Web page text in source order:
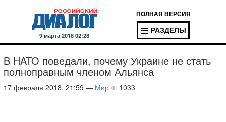
9 марта 2018 02:28
ПОЛНАЯ ВЕРСИЯ
РАЗДЕЛЫ
​B HATO поведали, почему Украине не стать
полноправным членом Альянса
17 февраля 2018, 21:59 — Мир 1033